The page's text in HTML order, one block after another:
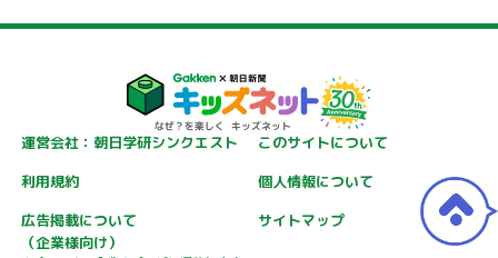
運営会社：朝日学研シンクエスト
このサイトについて
利用規約
個人情報について
広告掲載について
（企業様向け）
サイトマップ